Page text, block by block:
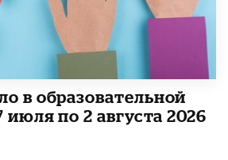
в образовательной
июля по 2 августа 2026